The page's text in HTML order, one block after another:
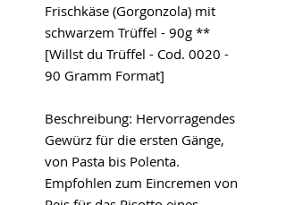
Frischkäse (Gorgonzola) mit
schwarzem Trüffel - 90g **
[Willst du Trüffel - Cod. 0020 -
90 Gramm Format]
Beschreibung: Hervorragendes
Gewürz für die ersten Gänge,
von Pasta bis Polenta.
Empfohlen zum Eincremen von